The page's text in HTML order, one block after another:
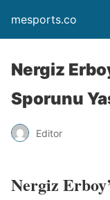
mesports.co
Nergiz
Sporunu
Editor
Nergiz